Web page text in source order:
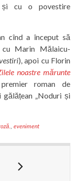
și cu o povestire
cînd a început să
Marin Mălaicu-
), apoi cu Florin
noastre mărunte
roman de
gălățean „Noduri și
, eveniment